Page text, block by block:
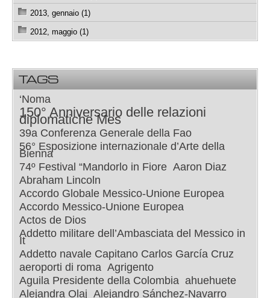
2013, gennaio (1)
2012, maggio (1)
TAGS
‘Noma
150° Anniversario delle relazioni
diplomatiche Mes
39a Conferenza Generale della Fao
56° Esposizione internazionale d’Arte della
Bienna
74º Festival “Mandorlo in Fiore Aaron Diaz
Abraham Lincoln
Accordo Globale Messico-Unione Europea
Accordo Messico-Unione Europea
Actos de Dios
Addetto militare dell’Ambasciata del Messico in
It
Addetto navale Capitano Carlos García Cruz
aeroporti di roma Agrigento
Aguila Presidente della Colombia ahuehuete
Alejandra Olaj Alejandro Sánchez-Navarro